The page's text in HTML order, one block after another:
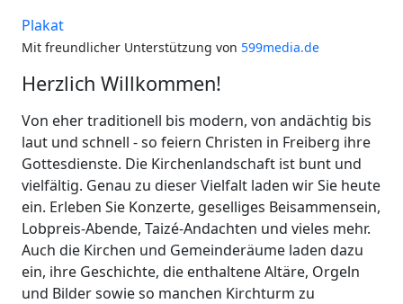
Plakat
Mit freundlicher Unterstützung von 599media.de
Herzlich Willkommen!
Von eher traditionell bis modern, von andächtig bis
laut und schnell - so feiern Christen in Freiberg ihre
Gottesdienste. Die Kirchenlandschaft ist bunt und
vielfältig. Genau zu dieser Vielfalt laden wir Sie heute
ein. Erleben Sie Konzerte, geselliges Beisammensein,
Lobpreis-Abende, Taizé-Andachten und vieles mehr.
Auch die Kirchen und Gemeinderäume laden dazu
ein, ihre Geschichte, die enthaltene Altäre, Orgeln
und Bilder sowie so manchen Kirchturm zu